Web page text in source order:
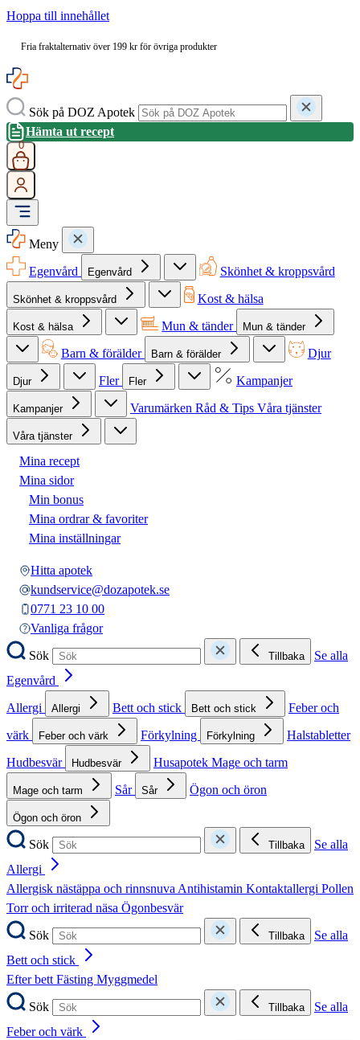
Hoppa till innehållet
Fria fraktalternativ över 199 kr för övriga produkter
Sök på DOZ Apotek
Hämta ut recept
0
Meny
Egenvård
Egenvård Skönhet & kroppsvård
Skönhet & kroppsvård Kost & hälsa
Kost & hälsa Mun & tänder Mun & tänder
Barn & förälder Barn & förälder Djur
Djur Fler Fler Kampanjer
Kampanjer Varumärken Råd & Tips Våra tjänster
Våra tjänster
Mina recept
Mina sidor
Min bonus
Mina ordrar & favoriter
Mina inställningar
Hitta apotek
kundservice@dozapotek.se
0771 23 10 00
Vanliga frågor
Sök
Tillbaka
Se alla
Egenvård
Allergi
Allergi Bett och stick Bett och stick
Feber och
värk
Feber och värk Förkylning Förkylning
Halstabletter
Hudbesvär
Hudbesvär Husapotek Mage och tarm
Mage och tarm Sår Sår Ögon och öron
Ögon och öron
Sök Tillbaka
Se alla
Allergi
Allergisk nästäppa och rinnsnuvaAntihistamin Kontaktallergi Pollen
Torr och irriterad näsa Ögonbesvär
Sök
Tillbaka
Se alla
Bett och stick
Efter bettFästing Myggmedel
Sök
Tillbaka
Se alla
Feber och värk